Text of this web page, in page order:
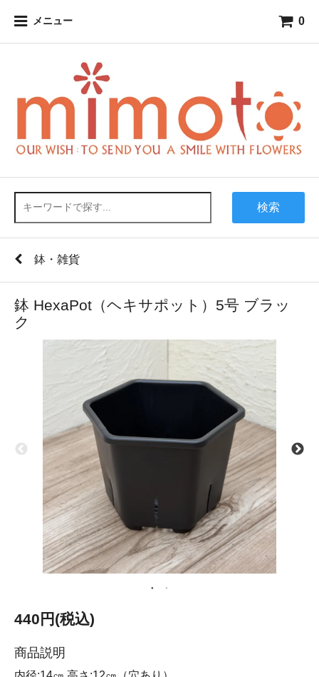
メニュー 0
検索
鉢・雑貨
鉢 HexaPot（ヘキサポット）5号 ブラッ
ク
440円(税込)
商品説明